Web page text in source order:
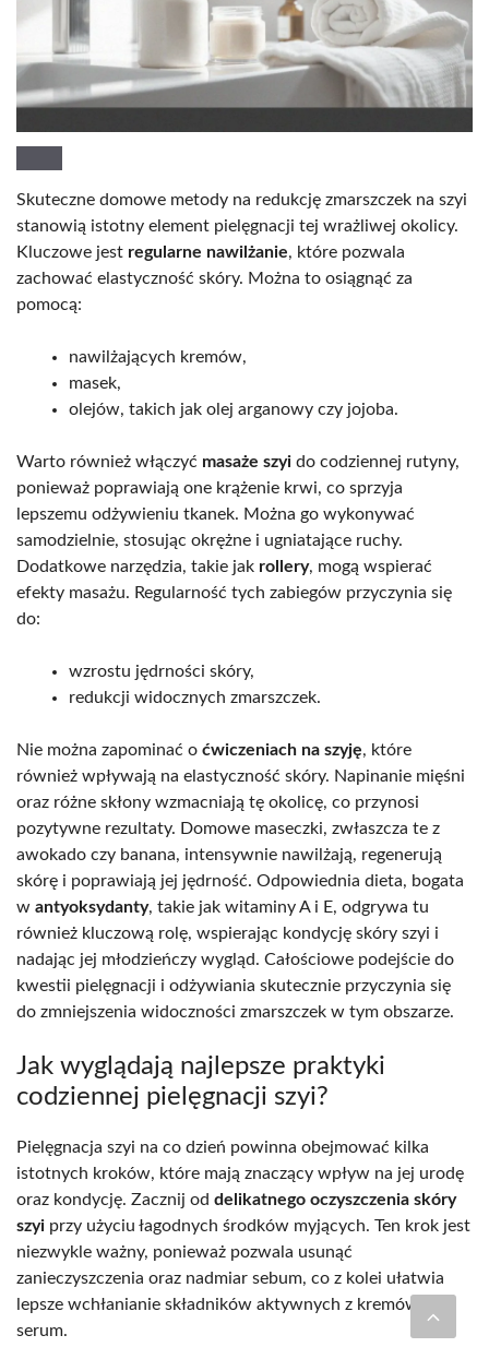
Skuteczne domowe metody na redukcję zmarszczek na szyi
stanowią istotny element pielęgnacji tej wrażliwej okolicy.
Kluczowe jest regularne nawilżanie, które pozwala
zachować elastyczność skóry. Można to osiągnąć za
pomocą:
nawilżających kremów,
masek,
olejów, takich jak olej arganowy czy jojoba.
Warto również włączyć masaże szyi do codziennej rutyny,
ponieważ poprawiają one krążenie krwi, co sprzyja
lepszemu odżywieniu tkanek. Można go wykonywać
samodzielnie, stosując okrężne i ugniatające ruchy.
Dodatkowe narzędzia, takie jak rollery, mogą wspierać
efekty masażu. Regularność tych zabiegów przyczynia się
do:
wzrostu jędrności skóry,
redukcji widocznych zmarszczek.
Nie można zapominać o ćwiczeniach na szyję, które
również wpływają na elastyczność skóry. Napinanie mięśni
oraz różne skłony wzmacniają tę okolicę, co przynosi
pozytywne rezultaty. Domowe maseczki, zwłaszcza te z
awokado czy banana, intensywnie nawilżają, regenerują
skórę i poprawiają jej jędrność. Odpowiednia dieta, bogata
w antyoksydanty, takie jak witaminy A i E, odgrywa tu
również kluczową rolę, wspierając kondycję skóry szyi i
nadając jej młodzieńczy wygląd. Całościowe podejście do
kwestii pielęgnacji i odżywiania skutecznie przyczynia się
do zmniejszenia widoczności zmarszczek w tym obszarze.
Jak wyglądają najlepsze praktyki
codziennej pielęgnacji szyi?
Pielęgnacja szyi na co dzień powinna obejmować kilka
istotnych kroków, które mają znaczący wpływ na jej urodę
oraz kondycję. Zacznij od delikatnego oczyszczenia skóry
szyi przy użyciu łagodnych środków myjących. Ten krok jest
niezwykle ważny, ponieważ pozwala usunąć
zanieczyszczenia oraz nadmiar sebum, co z kolei ułatwia
lepsze wchłanianie składników aktywnych z kremów czy
serum.